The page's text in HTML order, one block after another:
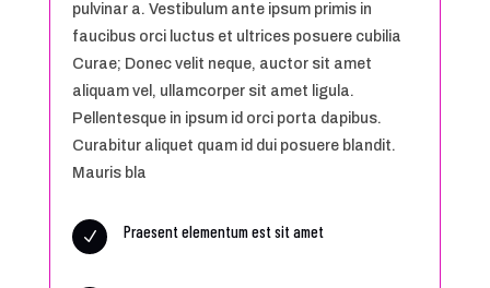
pulvinar a. Vestibulum ante ipsum primis in
faucibus orci luctus et ultrices posuere cubilia
Curae; Donec velit neque, auctor sit amet
aliquam vel, ullamcorper sit amet ligula.
Pellentesque in ipsum id orci porta dapibus.
Curabitur aliquet quam id dui posuere blandit.
Mauris bla
N Praesent elementum est sit amet